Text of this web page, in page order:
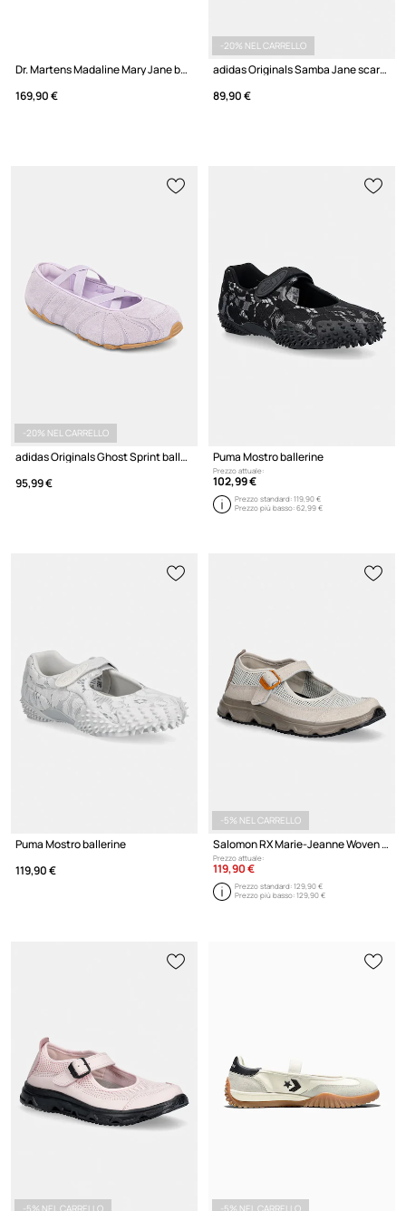
Dr. Martens Madaline Mary Jane ballerine in pelle
169,90 €
-20% NEL CARRELLO
adidas Originals Samba Jane scarpe
89,90 €
-20% NEL CARRELLO
adidas Originals Ghost Sprint ballerine
95,99 €
Puma Mostro ballerine
Prezzo attuale:
102,99 €
Prezzo standard:119,90 €
Prezzo più basso:62,99 €
Puma Mostro ballerine
119,90 €
-5% NEL CARRELLO
Salomon RX Marie-Jeanne Woven ballerine
Prezzo attuale:
119,90 €
Prezzo standard:129,90 €
Prezzo più basso:129,90 €
-5% NEL CARRELLO -5% NEL CARRELLO